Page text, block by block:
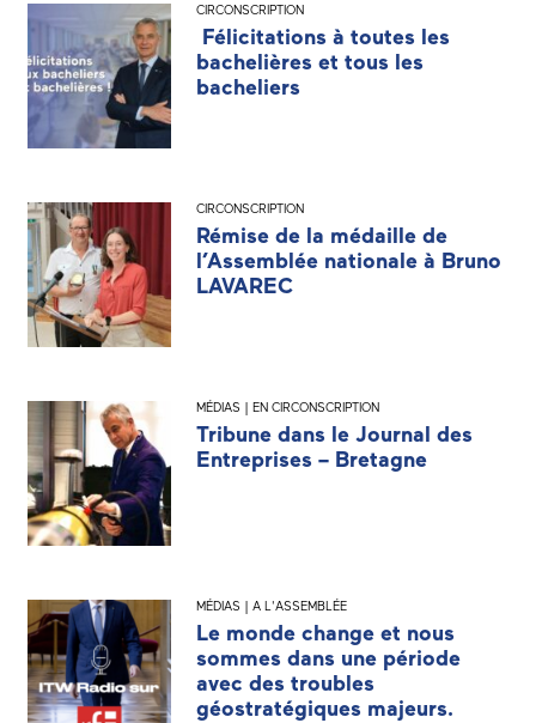
CIRCONSCRIPTION
Félicitations à toutes les
bachelières et tous les
bacheliers
CIRCONSCRIPTION
Rémise de la médaille de
l’Assemblée nationale à Bruno
LAVAREC
MÉDIAS | EN CIRCONSCRIPTION
Tribune dans le Journal des
Entreprises – Bretagne
MÉDIAS | A L'ASSEMBLÉE
Le monde change et nous
sommes dans une période
avec des troubles
géostratégiques majeurs.